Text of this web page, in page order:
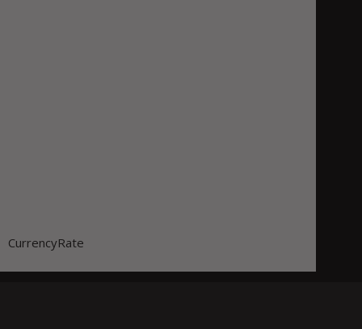
CurrencyRate